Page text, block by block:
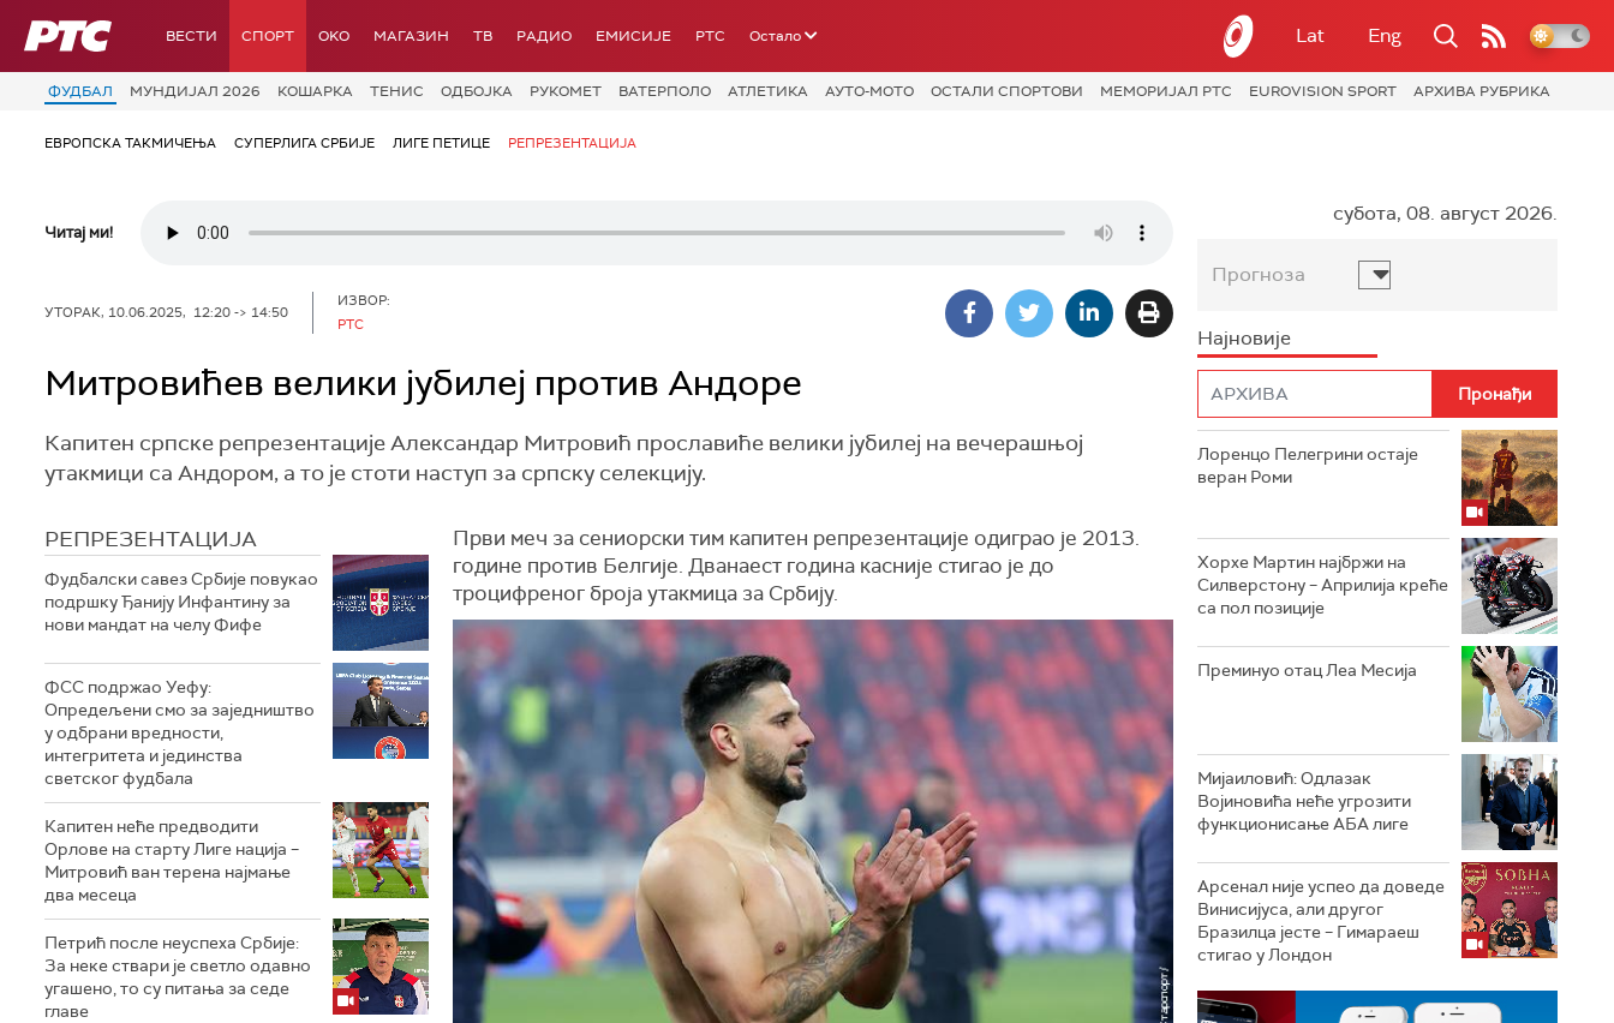
РТС ВЕСТИ СПОРТ OKO МАГАЗИН ТВ РАДИО ЕМИСИЈЕ РТС Остало Lat Eng
ФУДБАЛ МУНДИЈАЛ 2026 КОШАРКА ТЕНИС ОДБОЈКА РУКОМЕТ ВАТЕРПОЛО АТЛЕТИКА АУТО-МОТО ОСТАЛИ СПОРТОВИ МЕМОРИЈАЛ РТС EUROVISION SPORT АРХИВА РУБРИКА
ЕВРОПСКА ТАКМИЧЕЊА СУПЕРЛИГА СРБИЈЕ ЛИГЕ ПЕТИЦЕ РЕПРЕЗЕНТАЦИЈА
Читај ми!
УТОРАК, 10.06.2025, 12:20 -> 14:50
ИЗВОР:
РТС
Митровићев велики јубилеј против Андоре
Капитен српске репрезентације Александар Митровић прославиће велики јубилеј на вечерашњој
утакмици са Андором, а то је стоти наступ за српску селекцију.
РЕПРЕЗЕНТАЦИЈА
Фудбалски савез Србије повукао
подршку Ђанију Инфантину за
нови мандат на челу Фифе
ФСС подржао Уефу:
Опредељени смо за заједништво
у одбрани вредности,
интегритета и јединства
светског фудбала
Капитен неће предводити
Орлове на старту Лиге нација –
Митровић ван терена најмање
два месеца
Петрић после неуспеха Србије:
За неке ствари је светло одавно
угашено, то су питања за седе
главе
Први меч за сениорски тим капитен репрезентације одиграо је 2013.
године против Белгије. Дванаест година касније стигао је до
троцифреног броја утакмица за Србију.
субота, 08. август 2026.
Прогноза
Најновије
Лоренцо Пелегрини остаје
веран Роми
Хорхе Мартин најбржи на
Силверстону – Априлија креће
са пол позиције
Преминуо отац Леа Месија
Мијаиловић: Одлазак
Војиновића неће угрозити
функционисање АБА лиге
Арсенал није успео да доведе
Винисијуса, али другог
Бразилца јесте – Гимараеш
стигао у Лондон